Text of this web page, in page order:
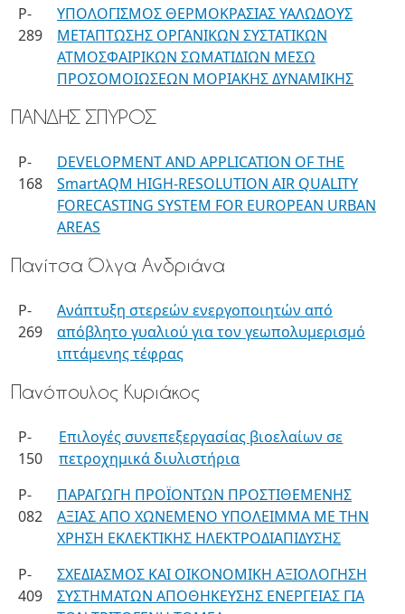
P-
289
ΥΠΟΛΟΓΙΣΜΟΣ ΘΕΡΜΟΚΡΑΣΙΑΣ ΥΑΛΩΔΟΥΣ
ΜΕΤΑΠΤΩΣΗΣ ΟΡΓΑΝΙΚΩΝ ΣΥΣΤΑΤΙΚΩΝ
ΑΤΜΟΣΦΑΙΡΙΚΩΝ ΣΩΜΑΤΙΔΙΩΝ ΜΕΣΩ
ΠΡΟΣΟΜΟΙΩΣΕΩΝ ΜΟΡΙΑΚΗΣ ΔΥΝΑΜΙΚΗΣ
ΠΑΝΔΗΣ ΣΠΥΡΟΣ
P-
168
DEVELOPMENT AND APPLICATION OF THE
SmartAQM HIGH-RESOLUTION AIR QUALITY
FORECASTING SYSTEM FOR EUROPEAN URBAN
AREAS
Πανίτσα Όλγα Ανδριάνα
P-
269
Ανάπτυξη στερεών ενεργοποιητών από
απόβλητο γυαλιού για τον γεωπολυμερισμό
ιπτάμενης τέφρας
Πανόπουλος Κυριάκος
P-
150
Επιλογές συνεπεξεργασίας βιοελαίων σε
πετροχημικά διυλιστήρια
P-
082
ΠΑΡΑΓΩΓΗ ΠΡΟΪΟΝΤΩΝ ΠΡΟΣΤΙΘΕΜΕΝΗΣ
ΑΞΙΑΣ ΑΠΟ ΧΩΝΕΜΕΝΟ ΥΠΟΛΕΙΜΜΑ ΜΕ ΤΗΝ
ΧΡΗΣΗ ΕΚΛΕΚΤΙΚΗΣ ΗΛΕΚΤΡΟΔΙΑΠΙΔΥΣΗΣ
P-
409
ΣΧΕΔΙΑΣΜΟΣ ΚΑΙ ΟΙΚΟΝΟΜΙΚΗ ΑΞΙΟΛΟΓΗΣΗ
ΣΥΣΤΗΜΑΤΩΝ ΑΠΟΘΗΚΕΥΣΗΣ ΕΝΕΡΓΕΙΑΣ ΓΙΑ